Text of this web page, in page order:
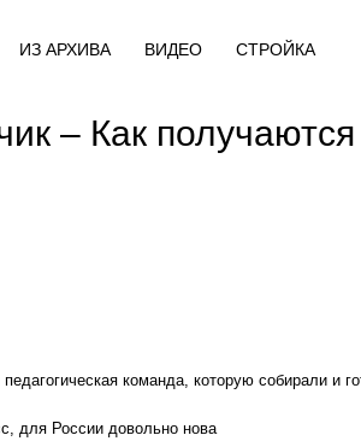
ИЗ АРХИВА ВИДЕО СТРОЙКА
– Как получаются
команда, которую собирали и
для России довольно нова⁣⁣⠀